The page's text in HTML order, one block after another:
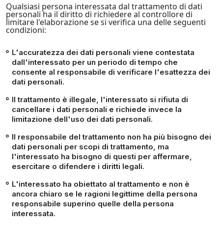
Qualsiasi persona interessata dal trattamento di dati
personali ha il diritto di richiedere al controllore di
limitare l'elaborazione se si verifica una delle seguenti
condizioni:
L'accuratezza dei dati personali viene contestata
dall'interessato per un periodo di tempo che
consente al responsabile di verificare l'esattezza dei
dati personali.
Il trattamento è illegale, l'interessato si rifiuta di
cancellare i dati personali e richiede invece la
limitazione dell'uso dei dati personali.
Il responsabile del trattamento non ha più bisogno dei
dati personali per scopi di trattamento, ma
l'interessato ha bisogno di questi per affermare,
esercitare o difendere i diritti legali.
L'interessato ha obiettato al trattamento e non è
ancora chiaro se le ragioni legittime della persona
responsabile superino quelle della persona
interessata.